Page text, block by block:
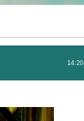
14:20